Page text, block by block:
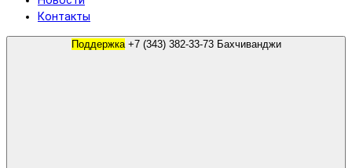
Контакты
Поддержка +7 (343) 382-33-73 Бахчиванджи